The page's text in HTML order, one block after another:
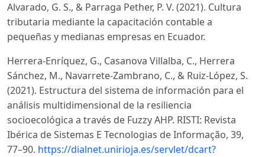
Alvarado, G. S., & Parraga Pether, P. V. (2021). Cultura
tributaria mediante la capacitación contable a
pequeñas y medianas empresas en Ecuador.
Herrera-Enríquez, G., Casanova Villalba, C., Herrera
Sánchez, M., Navarrete-Zambrano, C., & Ruiz-López, S.
(2021). Estructura del sistema de información para el
análisis multidimensional de la resiliencia
socioecológica a través de Fuzzy AHP. RISTI: Revista
Ibérica de Sistemas E Tecnologias de Informação, 39,
77–90. https://dialnet.unirioja.es/servlet/dcart?